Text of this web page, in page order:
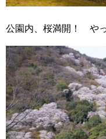
公園内、桜満開！ やっ